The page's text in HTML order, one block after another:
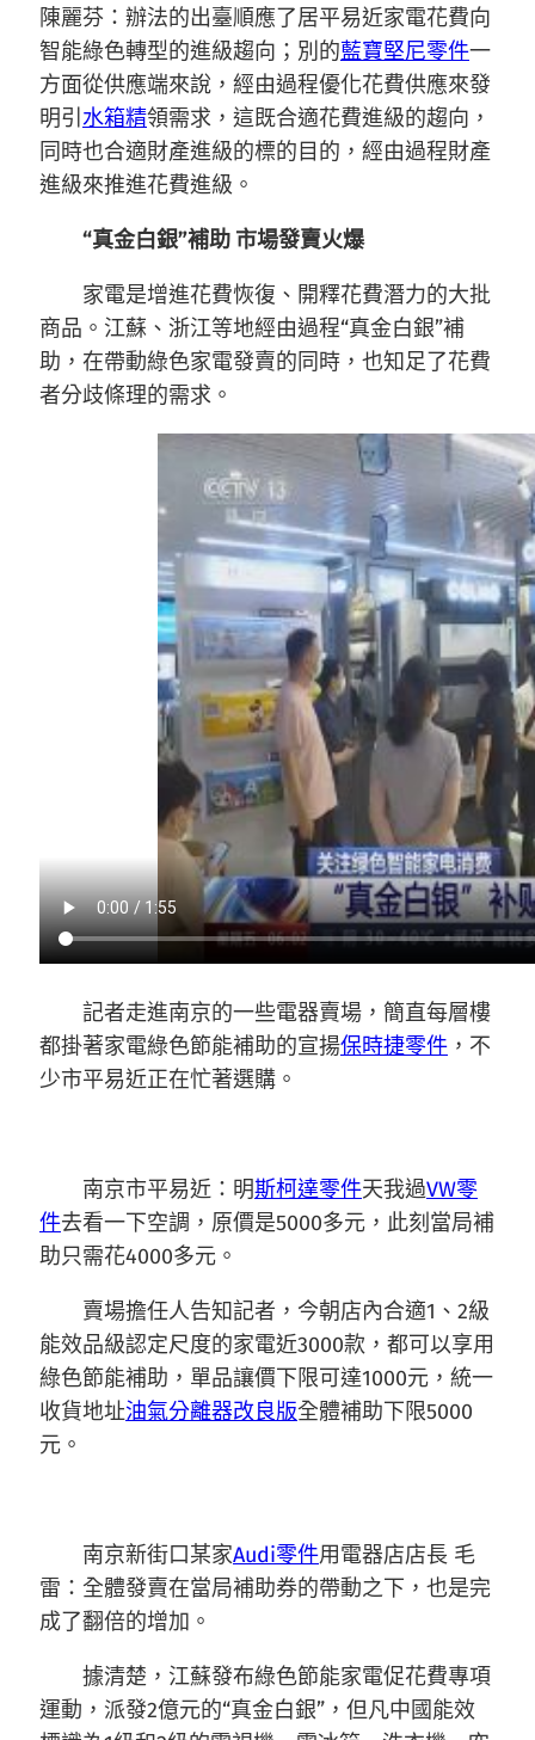
陳麗芬：辦法的出臺順應了居平易近家電花費向
智能綠色轉型的進級趨向；別的藍寶堅尼零件一
方面從供應端來說，經由過程優化花費供應來發
明引 水箱精領需求，這既合適花費進級的趨向，
同時也合適財產進級的標的目的，經由過程財產
進級來推進花費進級。
“真金白銀”補助 市場發賣火爆
家電是增進花費恢復、開釋花費潛力的大批
商品。江蘇、浙江等地經由過程“真金白銀”補
助，在帶動綠色家電發賣的同時，也知足了花費
者分歧條理的需求。
記者走進南京的一些電器賣場，簡直每層樓
都掛著家電綠色節能補助的宣揚保時捷零件 ，不
少市平易近正在忙著選購。
南京市平易近：明斯柯達零件天我過VW零
件去看一下空調，原價是5000多元，此刻當局補
助只需花4000多元。
賣場擔任人告知記者，今朝店內合適1、2級
能效品級認定尺度的家電近3000款，都可以享用
綠色節能補助，單品讓價下限可達1000元，統一
收貨地址油氣分離器改良版全體補助下限5000
元。
南京新街口某家Audi零件用電器店店長 毛
雷：全體發賣在當局補助券的帶動之下，也是完
成了翻倍的增加。
據清楚，江蘇發布綠色節能家電促花費專項
運動，派發2億元的“真金白銀”，但凡中國能效